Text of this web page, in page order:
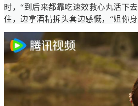
时，“到后来都靠吃速效救心丸活下
住，边拿酒精拆头套边感慨，“姐你